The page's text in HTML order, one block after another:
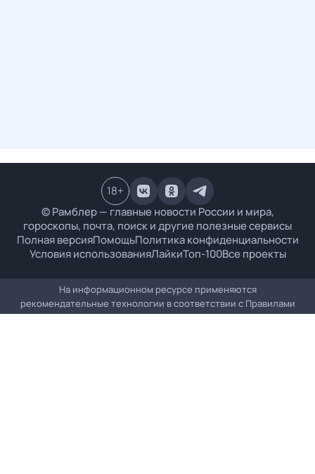
© Рамблер — главные новости России и мира,
гороскопы, почта, поиск и другие полезные сервисы
Полная версияПомощьПолитика конфиденциальности
Условия использованияЛайкиТоп-100Все проекты
18+
На информационном ресурсе применяются
рекомендательные технологии в соответствии с Правилами